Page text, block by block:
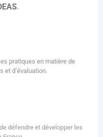
.
pratiques en matière de
et d’évaluation.
défendre et développer les